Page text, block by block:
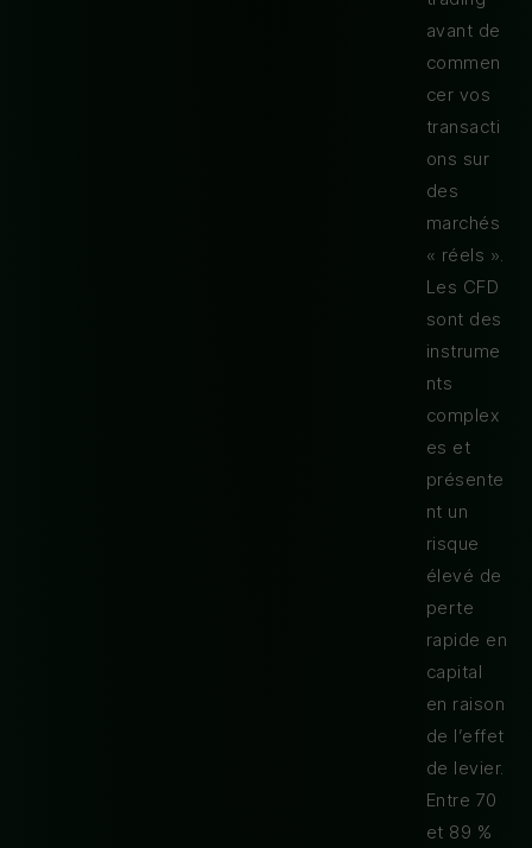
avant de
commen
cer vos
transacti
ons sur
des
marchés
« réels ».
Les CFD
sont des
instrume
nts
complex
es et
présente
nt un
risque
élevé de
perte
rapide en
capital
en raison
de l’effet
de levier.
Entre 70
et 89 %